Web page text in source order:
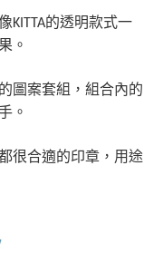
KITTA的透明款式一
。
圖案套組，組合內的
。
很合適的印章，用途